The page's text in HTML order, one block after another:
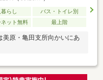
らし
バス・トイレ別
ット無料 最上階
美原・亀田支所向かいにあ